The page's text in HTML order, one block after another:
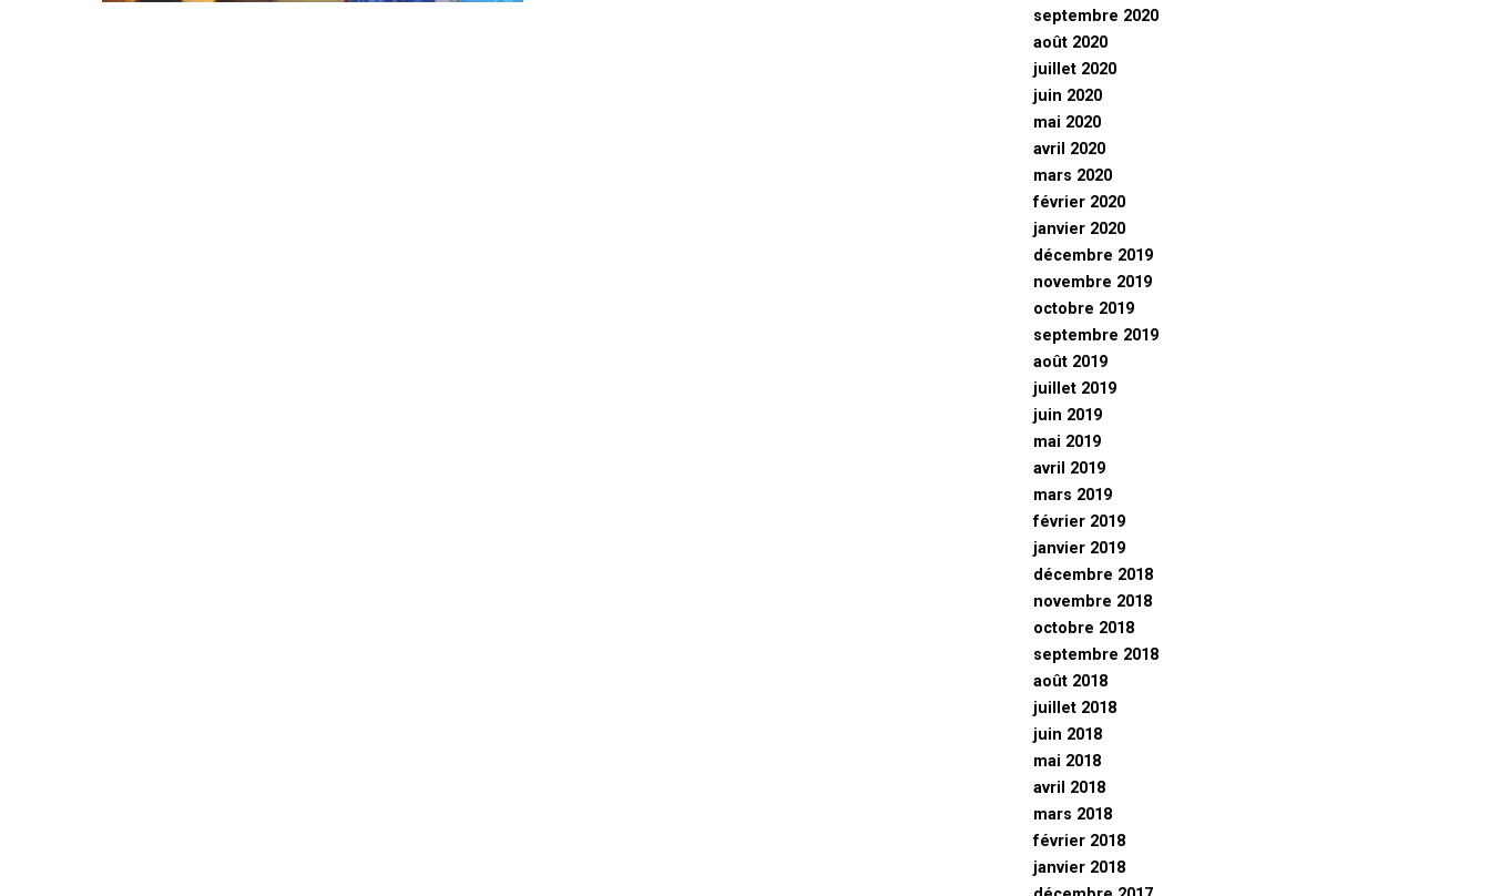
septembre 2020
août 2020
juillet 2020
juin 2020
mai 2020
avril 2020
mars 2020
février 2020
janvier 2020
décembre 2019
novembre 2019
octobre 2019
septembre 2019
août 2019
juillet 2019
juin 2019
mai 2019
avril 2019
mars 2019
février 2019
janvier 2019
décembre 2018
novembre 2018
octobre 2018
septembre 2018
août 2018
juillet 2018
juin 2018
mai 2018
avril 2018
mars 2018
février 2018
janvier 2018